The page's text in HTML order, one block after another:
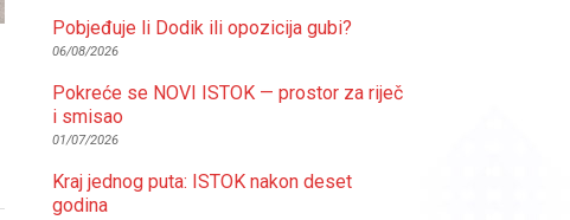
Pobjeđuje li Dodik ili opozicija gubi?
06/08/2026
Pokreće se NOVI ISTOK — prostor za riječ
i smisao
01/07/2026
Kraj jednog puta: ISTOK nakon deset
godina